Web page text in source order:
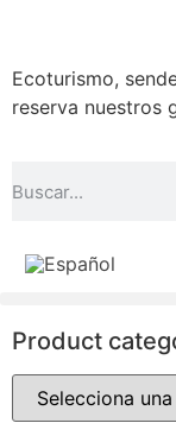
Ecoturismo,
reserva nuestros
Product